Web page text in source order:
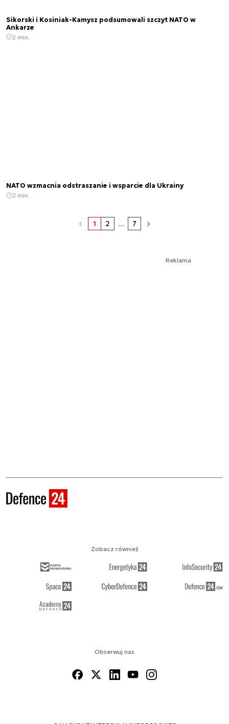
Sikorski i Kosiniak-Kamysz podsumowali szczyt NATO w
Ankarze
2 min.
NATO wzmacnia odstraszanie i wsparcie dla Ukrainy
2 min.
1 2 ... 7
Reklama
Obserwuj nas
Zobacz również